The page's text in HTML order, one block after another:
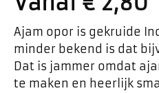
Ajam opor is gekruide
minder bekend is dat
Dat is jammer omdat
te maken en heerlijk